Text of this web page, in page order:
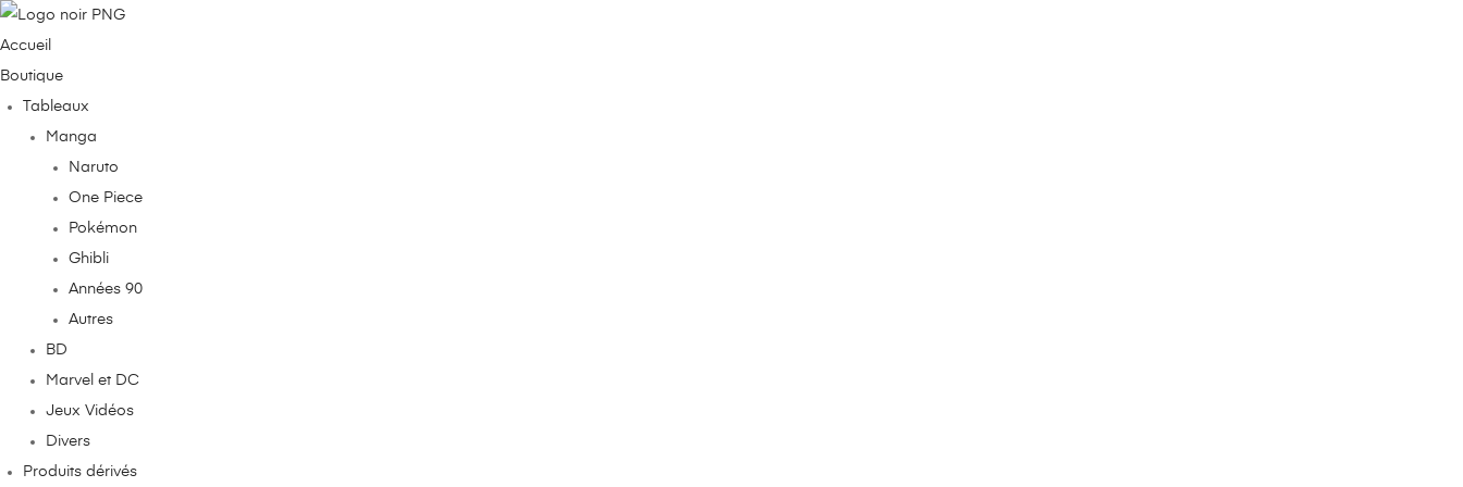
Accueil
Boutique
Tableaux
Manga
Naruto
One Piece
Pokémon
Ghibli
Années 90
Autres
BD
Marvel et DC
Jeux Vidéos
Divers
Produits dérivés